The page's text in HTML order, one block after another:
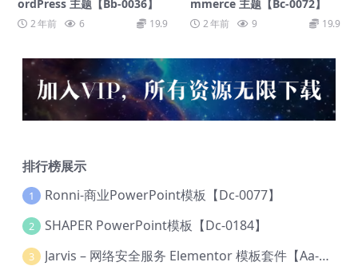
ordPress 主题【Bb-0036】
2 年前 6 19.9
mmerce 主题【Bc-0072】
2 年前 9 19.9
排行榜展示
1 Ronni-商业PowerPoint模板【Dc-0077】
2 SHAPER PowerPoint模板【Dc-0184】
3 Jarvis – 网络安全服务 Elementor 模板套件【Aa-0035】